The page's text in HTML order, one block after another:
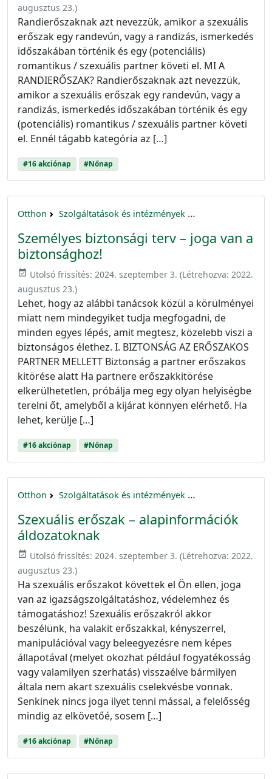
augusztus 23.)
Randierőszaknak azt nevezzük, amikor a szexuális
erőszak egy randevún, vagy a randizás, ismerkedés
időszakában történik és egy (potenciális)
romantikus / szexuális partner követi el. MI A
RANDIERŐSZAK? Randierőszaknak azt nevezzük,
amikor a szexuális erőszak egy randevún, vagy a
randizás, ismerkedés időszakában történik és egy
(potenciális) romantikus / szexuális partner követi
el. Ennél tágabb kategória az […]
#16 akciónap #Nőnap
Otthon Szolgáltatások és intézmények
Személyes biztonsági terv – joga van a
biztonsághoz!
event_available Utolsó frissítés: 2024. szeptember 3. (Létrehozva: 2022.
augusztus 23.)
Lehet, hogy az alábbi tanácsok közül a körülményei
miatt nem mindegyiket tudja megfogadni, de
minden egyes lépés, amit megtesz, közelebb viszi a
biztonságos élethez. I. BIZTONSÁG AZ ERŐSZAKOS
PARTNER MELLETT Biztonság a partner erőszakos
kitörése alatt Ha partnere erőszakkitörése
elkerülhetetlen, próbálja meg egy olyan helyiségbe
terelni őt, amelyből a kijárat könnyen elérhető. Ha
lehet, kerülje […]
#16 akciónap #Nőnap
Otthon Szolgáltatások és intézmények
Szexuális erőszak – alapinformációk
áldozatoknak
event_available Utolsó frissítés: 2024. szeptember 3. (Létrehozva: 2022.
augusztus 23.)
Ha szexuális erőszakot követtek el Ön ellen, joga
van az igazságszolgáltatáshoz, védelemhez és
támogatáshoz! Szexuális erőszakról akkor
beszélünk, ha valakit erőszakkal, kényszerrel,
manipulációval vagy beleegyezésre nem képes
állapotával (melyet okozhat például fogyatékosság
vagy valamilyen szerhatás) visszaélve bármilyen
általa nem akart szexuális cselekvésbe vonnak.
Senkinek nincs joga ilyet tenni mással, a felelősség
mindig az elkövetőé, sosem […]
#16 akciónap #Nőnap